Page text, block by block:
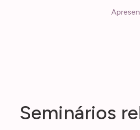
Seminários re